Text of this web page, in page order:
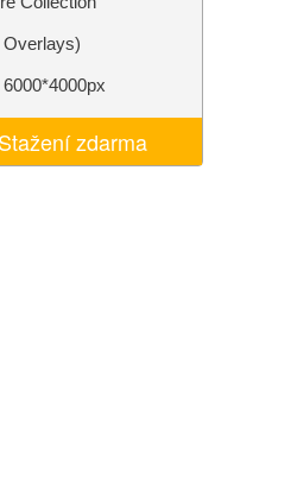
Overlays)
6000*4000px
Stažení zdarma